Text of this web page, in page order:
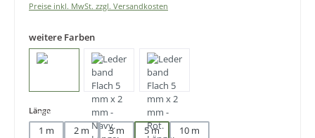
Preise inkl. MwSt. zzgl. Versandkosten
weitere Farben
Längeauswählen
1 m 2 m 3 m 5 m
10 m